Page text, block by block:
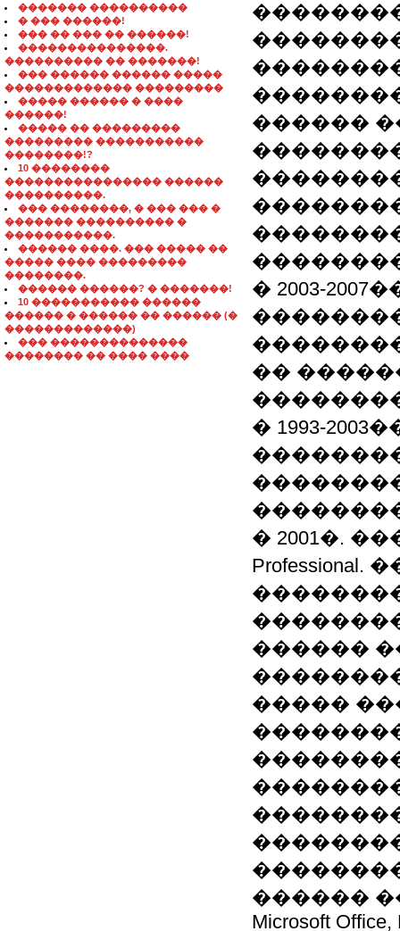
������� ����������
� ��� ������!
��� �� ��� �� ������!
���������������.
���������� �� �������!
��� ������ ������ �����
������������� ���������
����� ������ � ����
������!
����� �� ���������
��������� �����������
��������!?
10 ��������
���������������� ������
����������.
��� ��������, � ��� ��� �
������� ���������� �
�����������.
������ ����. ��� ����� ��
����� ���� ���������
��������.
������ ������? � �������!
10 ����������� ������
������ � ������ �� ������ (�
�������������)
��� ��������������
�������� �� ���� ����
������
� 2003-
��
� 1993-
� 2001�.
������
�����
������
Microsoft Office,